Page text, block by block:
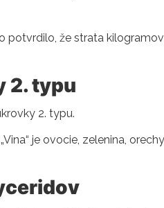
potvrdilo, že strata
2. typu
2. typu.
je ovocie, zelenina,